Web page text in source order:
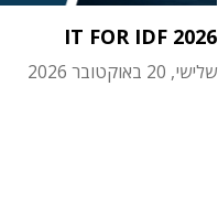
IT FOR IDF 2026
שלישי, 20 באוקטובר 2026